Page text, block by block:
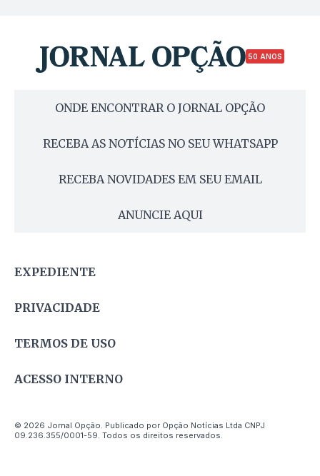
50 ANOS
ONDE ENCONTRAR O JORNAL OPÇÃO
RECEBA AS NOTÍCIAS NO SEU WHATSAPP
RECEBA NOVIDADES EM SEU EMAIL
ANUNCIE AQUI
EXPEDIENTE
PRIVACIDADE
TERMOS DE USO
ACESSO INTERNO
© 2026 Jornal Opção. Publicado por Opção Notícias Ltda CNPJ
09.236.355/0001-59. Todos os direitos reservados.